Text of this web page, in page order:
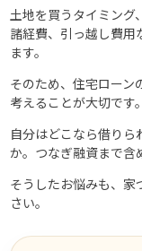
土地を買うタイミング
諸経費、引っ越し費用
ます。
そのため、住宅ローン
考えることが大切です。
自分はどこなら借り
か。つなぎ融資まで含
そうしたお悩みも、家
さい。